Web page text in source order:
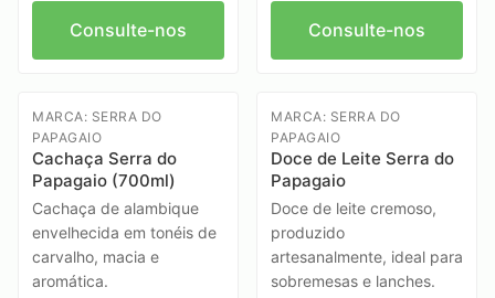
Consulte-nos Consulte-nos
MARCA: SERRA DO
PAPAGAIO
Cachaça Serra do
Papagaio (700ml)
Cachaça de alambique
envelhecida em tonéis de
carvalho, macia e
aromática.
MARCA: SERRA DO
PAPAGAIO
Doce de Leite Serra do
Papagaio
Doce de leite cremoso,
produzido
artesanalmente, ideal para
sobremesas e lanches.